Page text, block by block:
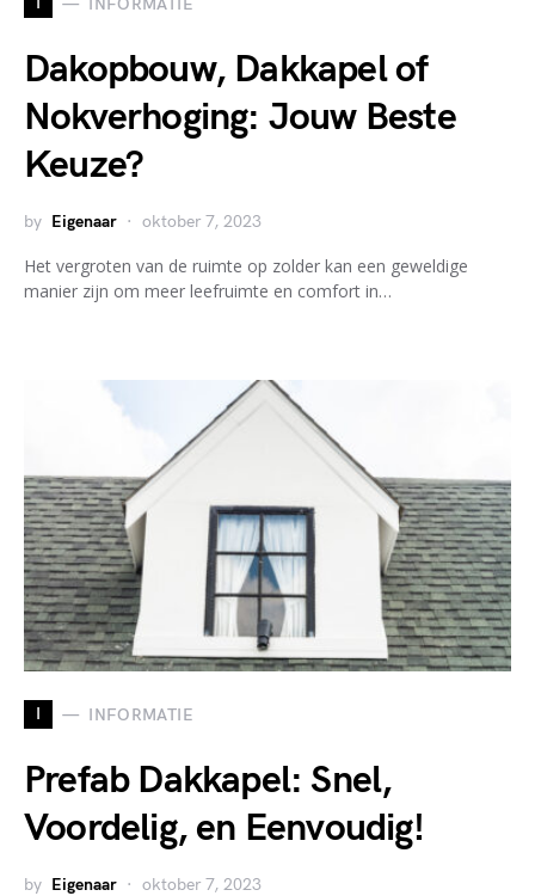
Dakopbouw, Dakkapel of
Nokverhoging: Jouw Beste
Keuze?
by Eigenaar oktober 7, 2023
Het vergroten van de ruimte op zolder kan een geweldige
manier zijn om meer leefruimte en comfort in…
I INFORMATIE
Prefab Dakkapel: Snel,
Voordelig, en Eenvoudig!
by Eigenaar oktober 7, 2023